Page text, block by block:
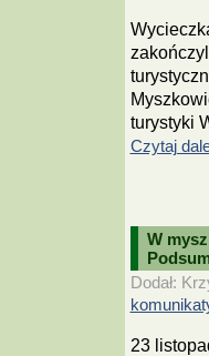
turystyki
Czytaj
W
Dodał:
23